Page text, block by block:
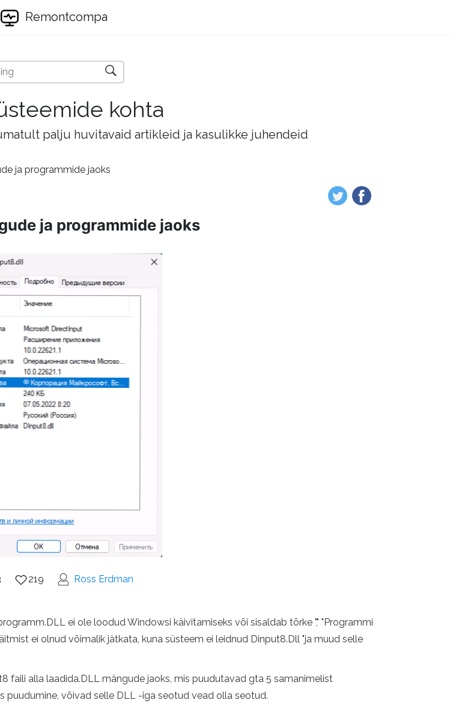
Remontcompa
kohta
palju huvitavaid artikleid ja kasulikke juhendeid
ja programmide jaoks
ja programmide jaoks
219 Ross Erdman
ei ole loodud Windowsi käivitamiseks või sisaldab tõrke "," "Programmi
ei olnud võimalik jätkata, kuna süsteem ei leidnud Dinput8.Dll "ja muud selle
faili alla laadida.DLL mängude jaoks, mis puudutavad gta 5 samanimelist
puudumine, võivad selle DLL -iga seotud vead olla seotud.